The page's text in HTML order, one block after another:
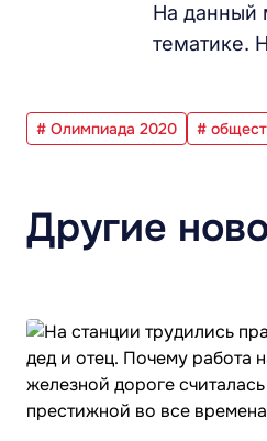
На данный
тематике.
# Олимпиада 2020 #
Другие